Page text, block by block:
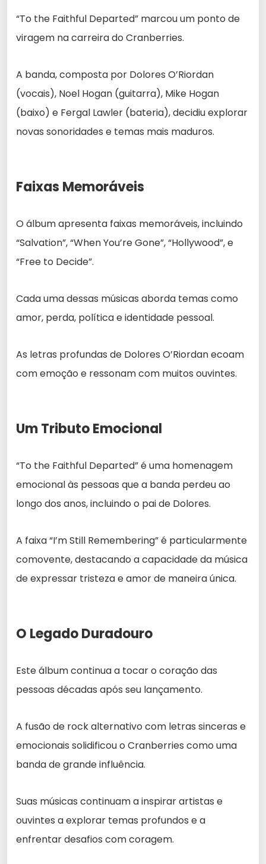
“To the Faithful Departed” marcou um ponto de
viragem na carreira do Cranberries.
A banda, composta por Dolores O’Riordan
(vocais), Noel Hogan (guitarra), Mike Hogan
(baixo) e Fergal Lawler (bateria), decidiu explorar
novas sonoridades e temas mais maduros.
Faixas Memoráveis
O álbum apresenta faixas memoráveis, incluindo
“Salvation”, “When You’re Gone”, “Hollywood”, e
“Free to Decide”.
Cada uma dessas músicas aborda temas como
amor, perda, política e identidade pessoal.
As letras profundas de Dolores O’Riordan ecoam
com emoção e ressonam com muitos ouvintes.
Um Tributo Emocional
“To the Faithful Departed” é uma homenagem
emocional às pessoas que a banda perdeu ao
longo dos anos, incluindo o pai de Dolores.
A faixa “I’m Still Remembering” é particularmente
comovente, destacando a capacidade da música
de expressar tristeza e amor de maneira única.
O Legado Duradouro
Este álbum continua a tocar o coração das
pessoas décadas após seu lançamento.
A fusão de rock alternativo com letras sinceras e
emocionais solidificou o Cranberries como uma
banda de grande influência.
Suas músicas continuam a inspirar artistas e
ouvintes a explorar temas profundos e a
enfrentar desafios com coragem.